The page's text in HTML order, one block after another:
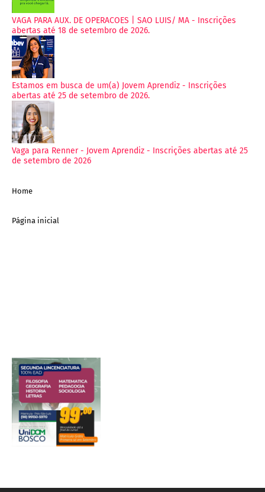
VAGA PARA AUX. DE OPERACOES | SAO LUIS/ MA - Inscrições
abertas até 18 de setembro de 2026.
Estamos em busca de um(a) Jovem Aprendiz - Inscrições
abertas até 25 de setembro de 2026.
Vaga para Renner - Jovem Aprendiz - Inscrições abertas até 25
de setembro de 2026
Home
Página inicial